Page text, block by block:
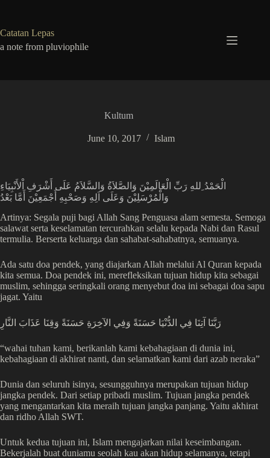
Catatan Lepas
a note from pluviophile
Kultum
June 10, 2017 Islam
الْحَمْدُ ِللهِ رَبِّ الْعَالَمِيْنَ وَالصَّلاَةُ وَالسَّلاَمُ عَلَى أَشْرَفِ اْلأَنْبِيَاءِ
وَالْمُرْسَلِيْنَ وَعَلَى اَلِهِ وَصَحْبِهِ أَجْمَعِيْنَ أَمَّا بَعْدُ
Artinya: Segala puji bagi Allah Sang Penguasa alam semesta. Semoga
salawat serta keselamatan tercurahkan selalu kepada Nabi dan Rasul
termulia. Berserta keluarga dan sahabat-sahabatnya, semuanya.
Ada satu doa pendek, yang diajarkan Allah melalui Al Quran kepada
kita semua. Doa pendek ini, merefleksikan tujuan hidup kita sebagai
muslim, sehingga seringkali orang menyebut doa ini sebagai doa sapu
jagat. Yaitu
رَبَّنَا آتِنَا فِي الدُّنْيَا حَسَنَةً وَفِي الآخِرَةِ حَسَنَةً وَقِنَا عَذَابَ النَّارِ
“wahai tuhan kami, berikanlah kami kebahagiaan di dunia ini,
kebahagiaan di akhirat nanti, dan selamatkan kami dari azab neraka”
Dunia dan seluruh isinya, sesungguhnya merupakan tujuan hidup
jangka pendek. Dari setiap pribadi muslim. Tujuan jangka pendek
yang mengantarkan kita meraih tujuan jangka panjang. Yaitu akhirat
dan ridho Allah SWT.
Untuk kedua tujuan ini, Islam mengajarkan nilai keseimbangan.
Bekerjalah buat duniamu seolah kau akan hidup selamanya, tetapi